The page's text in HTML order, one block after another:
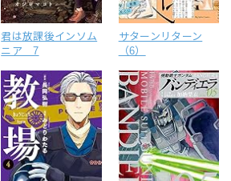
君は放課後インソム
ニア 7
サターンリターン
（6）